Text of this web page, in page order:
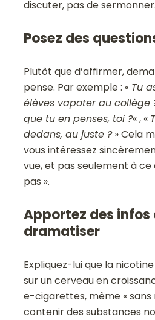
discuter, pas de sermonner.
Posez des
Plutôt que d’affirmer,
pense. Par exemple : « Tu
élèves vapoter au collège
que tu en penses, toi ?« , «
dedans, au juste ?» Cela
vous intéressez
vue, et pas seulement à ce
pas ».
Apportez des infos
dramatiser
Expliquez-lui que la
sur un cerveau en
e-cigarettes, même « sans
contenir des substances